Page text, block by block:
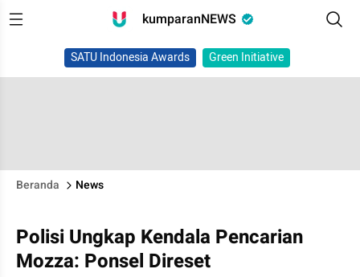
kumparanNEWS
SATU Indonesia Awards Green Initiative
Beranda News
Polisi Ungkap Kendala Pencarian
Mozza: Ponsel Direset